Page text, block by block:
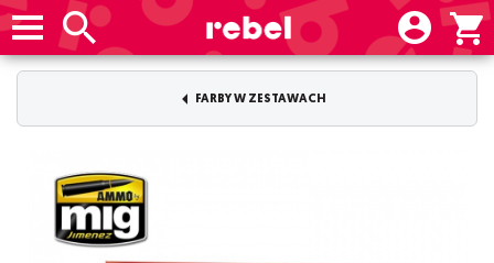
FARBY W ZESTAWACH